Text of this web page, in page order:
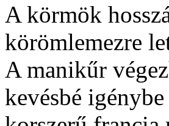
A körmök
körömlemezre
A manikűr
kevésbé